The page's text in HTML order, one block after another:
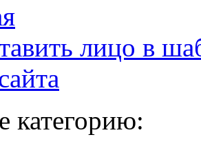
лицо в
категорию: